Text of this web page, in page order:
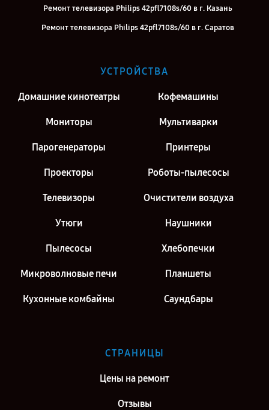
Ремонт телевизора Philips 42pfl7108s/60 в г. Казань
Ремонт телевизора Philips 42pfl7108s/60 в г. Саратов
Ремонт телевизора Philips 42pfl7108s/60 в г. Москва
УСТРОЙСТВА
Домашние кинотеатры Кофемашины
Мониторы Мультиварки
Парогенераторы Принтеры
Проекторы Роботы-пылесосы
Телевизоры Очистители воздуха
Утюги Наушники
Пылесосы Хлебопечки
Микроволновые печи Планшеты
Кухонные комбайны Саундбары
СТРАНИЦЫ
Цены на ремонт
Отзывы